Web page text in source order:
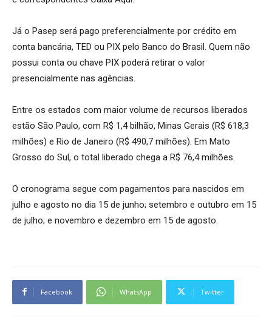
Já o Pasep será pago preferencialmente por crédito em
conta bancária, TED ou PIX pelo Banco do Brasil. Quem não
possui conta ou chave PIX poderá retirar o valor
presencialmente nas agências.
Entre os estados com maior volume de recursos liberados
estão São Paulo, com R$ 1,4 bilhão, Minas Gerais (R$ 618,3
milhões) e Rio de Janeiro (R$ 490,7 milhões). Em Mato
Grosso do Sul, o total liberado chega a R$ 76,4 milhões.
O cronograma segue com pagamentos para nascidos em
julho e agosto no dia 15 de junho; setembro e outubro em 15
de julho; e novembro e dezembro em 15 de agosto.
Facebook WhatsApp Twitter